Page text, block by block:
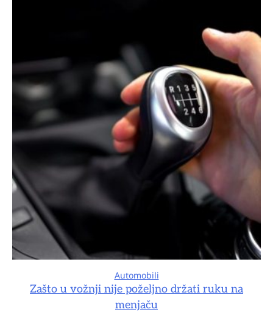
Automobili
Zašto u vožnji nije poželjno držati ruku na
menjaču